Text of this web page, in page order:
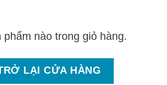
phẩm nào trong giỏ hàng.
LẠI CỬA HÀNG